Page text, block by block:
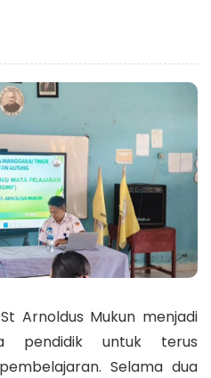
Arnoldus Mukun menjadi
pendidik untuk terus
Selama dua